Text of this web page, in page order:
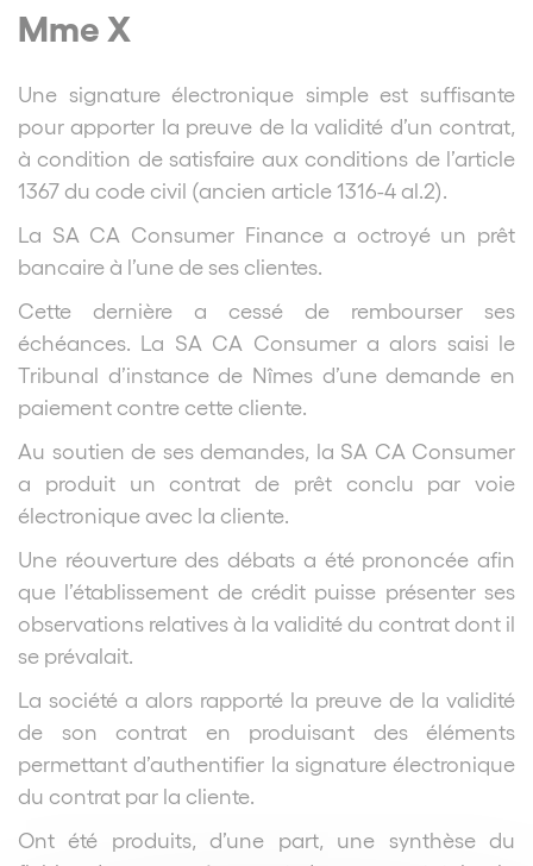
Mme X
Une signature électronique simple est suffisante
pour apporter la preuve de la validité d’un contrat,
à condition de satisfaire aux conditions de l’article
1367 du code civil (ancien article 1316-4 al.2).
La SA CA Consumer Finance a octroyé un prêt
bancaire à l’une de ses clientes.
Cette dernière a cessé de rembourser ses
échéances. La SA CA Consumer a alors saisi le
Tribunal d’instance de Nîmes d’une demande en
paiement contre cette cliente.
Au soutien de ses demandes, la SA CA Consumer
a produit un contrat de prêt conclu par voie
électronique avec la cliente.
Une réouverture des débats a été prononcée afin
que l’établissement de crédit puisse présenter ses
observations relatives à la validité du contrat dont il
se prévalait.
La société a alors rapporté la preuve de la validité
de son contrat en produisant des éléments
permettant d’authentifier la signature électronique
du contrat par la cliente.
Ont été produits, d’une part, une synthèse du